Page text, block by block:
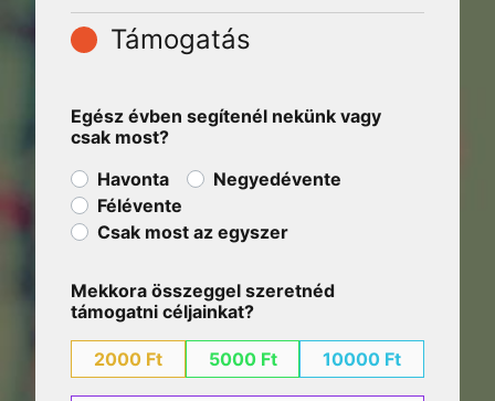
Támogatás
Egész évben segítenél nekünk vagy
csak most?
Havonta
Negyedévente
Félévente
Csak most az egyszer
Mekkora összeggel szeretnéd
támogatni céljainkat?
2000 Ft 5000 Ft 10000 Ft